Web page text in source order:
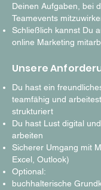
Deinen Aufgaben, bei
Teamevents
Schließlich kannst Du
online Marketing
Unsere
Du hast ein
teamfähig und
strukturiert
Du hast Lust digital
arbeiten
Sicherer Umgang mit
Excel, Outlook)
Optional:
buchhalterische